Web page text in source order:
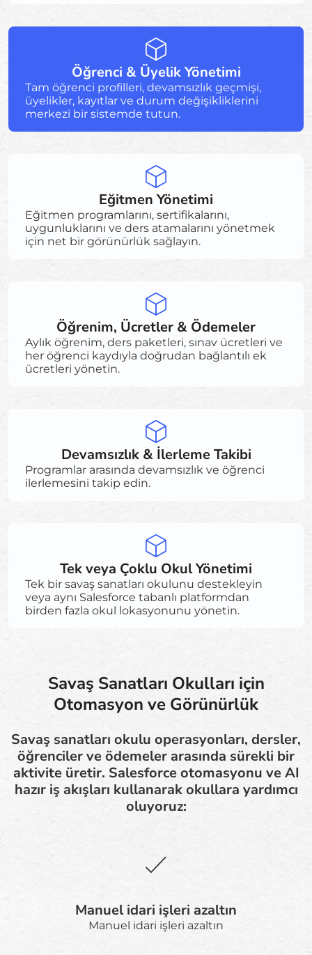
Öğrenci & Üyelik Yönetimi
Tam öğrenci profilleri, devamsızlık geçmişi,
üyelikler, kayıtlar ve durum değişikliklerini
merkezi bir sistemde tutun.
Eğitmen Yönetimi
Eğitmen programlarını, sertifikalarını,
uygunluklarını ve ders atamalarını yönetmek
için net bir görünürlük sağlayın.
Öğrenim, Ücretler & Ödemeler
Aylık öğrenim, ders paketleri, sınav ücretleri ve
her öğrenci kaydıyla doğrudan bağlantılı ek
ücretleri yönetin.
Devamsızlık & İlerleme Takibi
Programlar arasında devamsızlık ve öğrenci
ilerlemesini takip edin.
Tek veya Çoklu Okul Yönetimi
Tek bir savaş sanatları okulunu destekleyin
veya aynı Salesforce tabanlı platformdan
birden fazla okul lokasyonunu yönetin.
Savaş Sanatları Okulları için
Otomasyon ve Görünürlük
Savaş sanatları okulu operasyonları, dersler,
öğrenciler ve ödemeler arasında sürekli bir
aktivite üretir. Salesforce otomasyonu ve AI
hazır iş akışları kullanarak okullara yardımcı
oluyoruz:
Manuel idari işleri azaltın
Manuel idari işleri azaltın